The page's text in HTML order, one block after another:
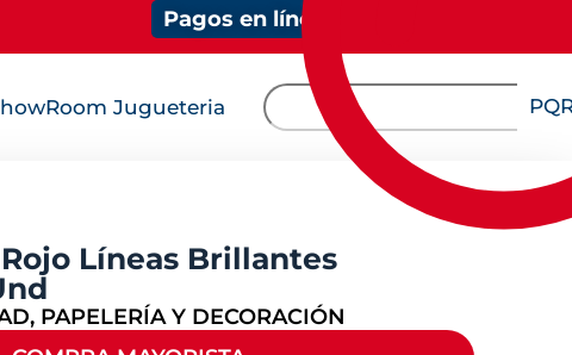
Pagos en línea
Jugueteria
Líneas Brillantes
, PAPELERÍA Y DECORACIÓN